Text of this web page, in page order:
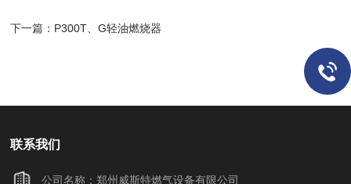
下一篇： P300T、G轻油燃烧器
联系我们
公司名称：郑州威斯特燃气设备有限公司